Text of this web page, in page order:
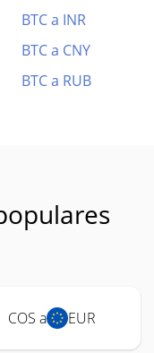
BTC a INR
BTC a CNY
BTC a RUB
COS a EUR